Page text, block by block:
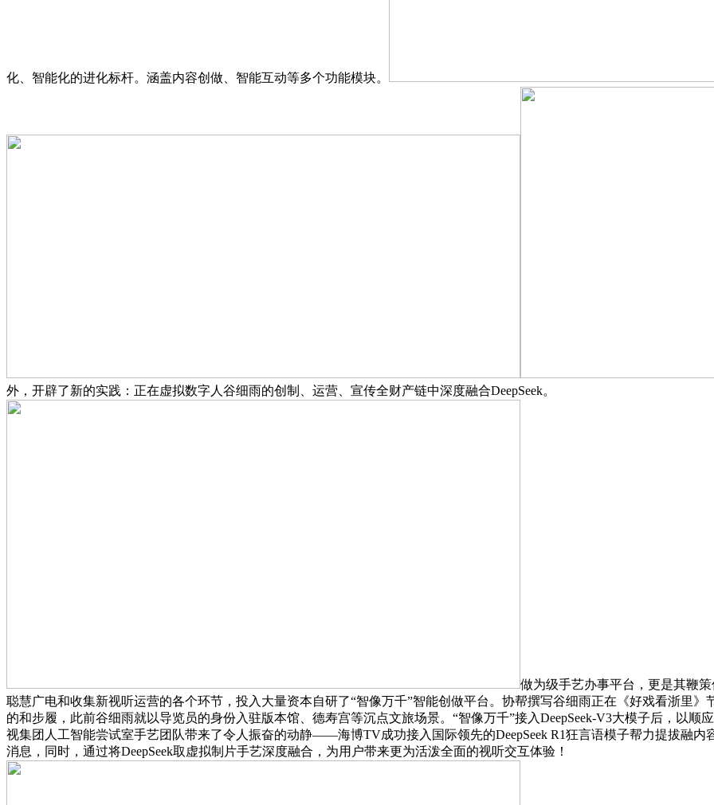
化、智能化的进化标杆。涵盖内容创做、智能互动等多个功能模块。
外，开辟了新的实践：正在虚拟数字人谷细雨的创制、运营、宣传全财产链中深度融合DeepSeek。
做为级手艺办事平台，更是其鞭
聪慧广电和收集新视听运营的各个环节，投入大量资本自研了“智像万千”智能创做平台。协帮撰写谷细雨正在《好戏看浙里
的和步履，此前谷细雨就以导览员的身份入驻版本馆、德寿宫等沉点文旅场景。“智像万千”接入DeepSeek-V3大模子后，以
视集团人工智能尝试室手艺团队带来了令人振奋的动静——海博TV成功接入国际领先的DeepSeek R1狂言语模子帮力提拔融
消息，同时，通过将DeepSeek取虚拟制片手艺深度融合，为用户带来更为活泼全面的视听交互体验！